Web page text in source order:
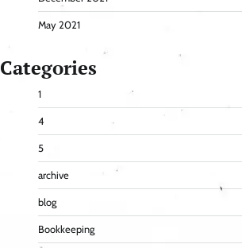
May 2021
Categories
1
4
5
archive
blog
Bookkeeping